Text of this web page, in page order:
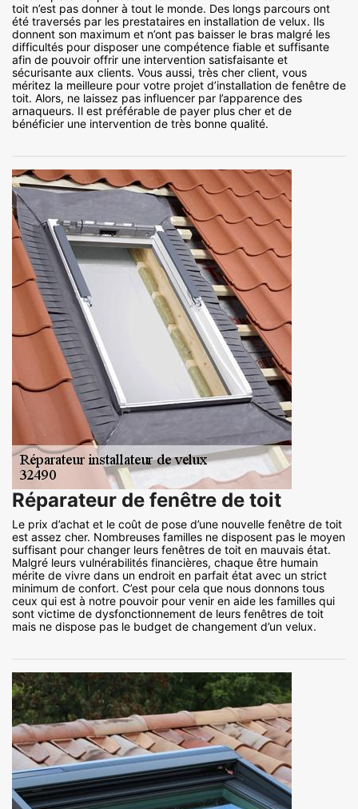
toit n’est pas donner à tout le monde. Des longs parcours ont
été traversés par les prestataires en installation de velux. Ils
donnent son maximum et n’ont pas baisser le bras malgré les
difficultés pour disposer une compétence fiable et suffisante
afin de pouvoir offrir une intervention satisfaisante et
sécurisante aux clients. Vous aussi, très cher client, vous
méritez la meilleure pour votre projet d’installation de fenêtre de
toit. Alors, ne laissez pas influencer par l’apparence des
arnaqueurs. Il est préférable de payer plus cher et de
bénéficier une intervention de très bonne qualité.
Réparateur de fenêtre de toit
Le prix d’achat et le coût de pose d’une nouvelle fenêtre de toit
est assez cher. Nombreuses familles ne disposent pas le moyen
suffisant pour changer leurs fenêtres de toit en mauvais état.
Malgré leurs vulnérabilités financières, chaque être humain
mérite de vivre dans un endroit en parfait état avec un strict
minimum de confort. C’est pour cela que nous donnons tous
ceux qui est à notre pouvoir pour venir en aide les familles qui
sont victime de dysfonctionnement de leurs fenêtres de toit
mais ne dispose pas le budget de changement d’un velux.